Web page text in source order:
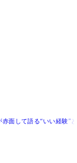
面して語る“いい経験